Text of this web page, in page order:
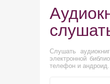
Слушать
электронной
телефон и андроид.